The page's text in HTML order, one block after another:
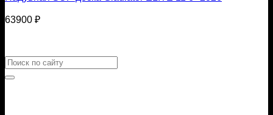
63900 ₽
Искать: